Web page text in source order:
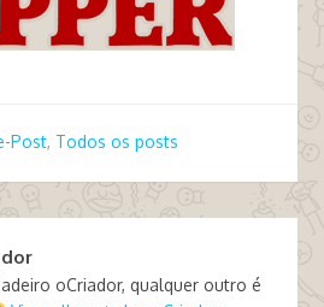
Post, Todos os posts
oCriador, qualquer outro é